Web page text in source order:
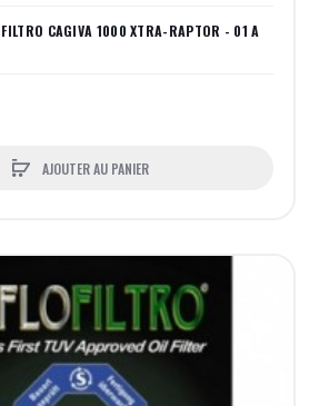
CAGIVA 1000 XTRA-RAPTOR - 01 A
AJOUTER AU PANIER